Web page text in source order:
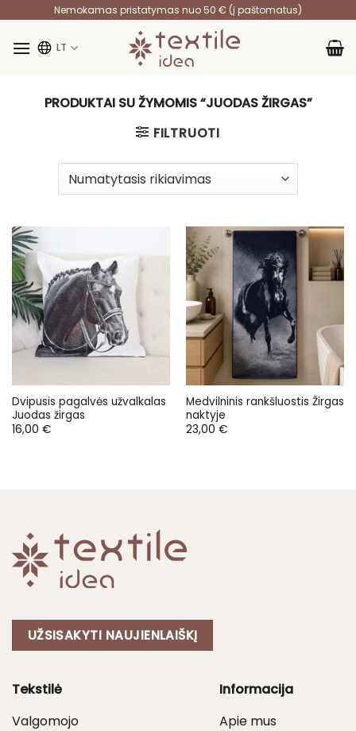
content
Nemokamas pristatymas nuo 50 € (į paštomatus)
LT
PRODUKTAI SU ŽYMOMIS “JUODAS ŽIRGAS”
FILTRUOTI
Dvipusis pagalvės užvalkalas
Juodas žirgas
16,00 €
Medvilninis rankšluostis Žirgas
naktyje
23,00 €
UŽSISAKYTI NAUJIENLAIŠKĮ
Tekstilė
Valgomojo
Informacija
Apie mus